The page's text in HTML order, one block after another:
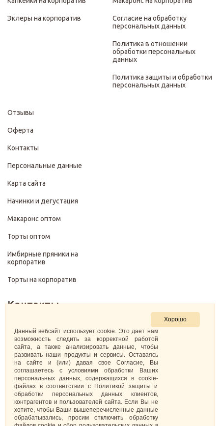
Эклеры на корпоратив
Согласие на обработку
персональных данных
Политика в отношении
обработки персональных
данных
Политика защиты и обработки
персональных данных
Отзывы
Оферта
Контакты
Персональные данные
Карта сайта
Начинки и дегустация
Макаронс оптом
Торты оптом
Имбирные пряники на
корпоратив
Торты на корпоратив
Контакты
+7 (499) 322-28-29
pirojenka.rf@gmail.com
Москва, Павелецкая набережная 10к1
ИНН: 773575794220
Самозанятая Кретова Анастасия Юрьевна
Хорошо
Данный вебсайт использует cookie. Это дает нам
возможность следить за корректной работой
сайта, а также анализировать данные, чтобы
развивать наши продукты и сервисы. Оставаясь
на сайте и (или) давая свое Согласие, Вы
соглашаетесь с условиями обработки Ваших
персональных данных, содержащихся в cookie-
файлах в соответствии с Политикой защиты и
обработки персональных данных клиентов,
контрагентов и пользователей сайта. Если Вы не
хотите, чтобы Ваши вышеперечисленные данные
обрабатывались, просим отключить обработку